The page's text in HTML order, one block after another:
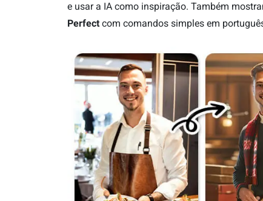
e usar a IA como inspiração. Também
Perfectcom comandos simples em